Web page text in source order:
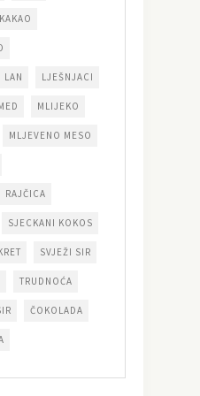
KAKAO
LAN LJEŠNJACI
MLIJEKO
MLJEVENO MESO
RAJČICA
SJECKANI KOKOS
SVJEŽI SIR
TRUDNOĆA
ČOKOLADA